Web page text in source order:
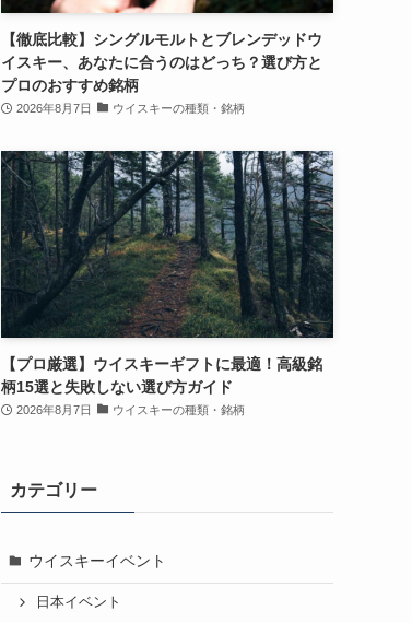
【徹底比較】シングルモルトとブレンデッドウ
イスキー、あなたに合うのはどっち？選び方と
プロのおすすめ銘柄
2026年8月7日 ウイスキーの種類・銘柄
【プロ厳選】ウイスキーギフトに最適！高級銘
柄15選と失敗しない選び方ガイド
2026年8月7日 ウイスキーの種類・銘柄
カテゴリー
ウイスキーイベント
日本イベント